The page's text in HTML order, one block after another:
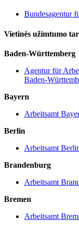
Bundesagentur
Vietinės užimtumo
Baden-Württemberg
Agentur für
Baden-
Bayern
Arbeitsamt
Berlin
Arbeitsamt
Brandenburg
Arbeitsamt
Bremen
Arbeitsamt